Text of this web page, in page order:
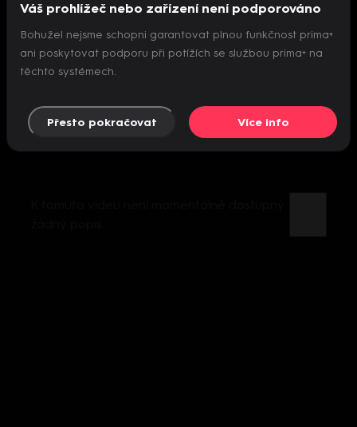
Nepodařilo se inicializovat přehrávač
Váš prohlížeč nebo zařízení není podporováno
Bohužel nejsme schopni garantovat plnou funkčnost prima+
ani poskytovat podporu při potížích se službou prima+ na
těchto systémech.
Přesto pokračovat Více info